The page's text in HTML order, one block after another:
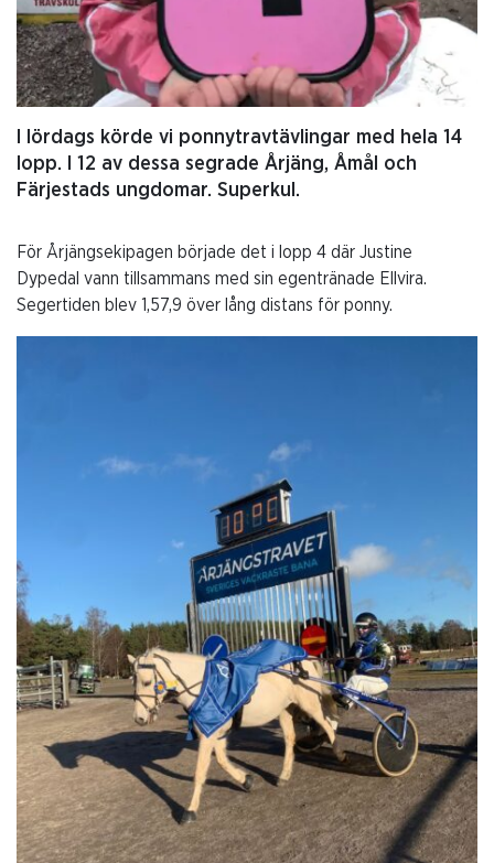
I lördags körde vi ponnytravtävlingar med hela 14
lopp. I 12 av dessa segrade Årjäng, Åmål och
Färjestads ungdomar. Superkul.
För Årjängsekipagen började det i lopp 4 där Justine
Dypedal vann tillsammans med sin egentränade Ellvira.
Segertiden blev 1,57,9 över lång distans för ponny.